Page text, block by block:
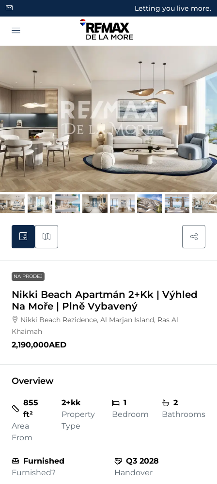
Letting you live more.
NA PRODEJ
Nikki Beach Apartmán 2+kk | Výhled
Na Moře | Plně Vybavený
Nikki Beach Rezidence, Al Marjan Island, Ras Al
Khaimah
2,190,000AED
Overview
855
ft²
Area
From
2+kk
Property
Type
1
Bedroom
2
Bathrooms
Furnished
Furnished?
Q3 2028
Handover